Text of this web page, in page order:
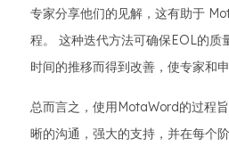
专家分享他们的见解，这有助于
程。 这种迭代方法可确保EOL的质
时间的推移而得到改善，使专家和申
总而言之，使用MotaWord的过程
晰的沟通，强大的支持，并在每个